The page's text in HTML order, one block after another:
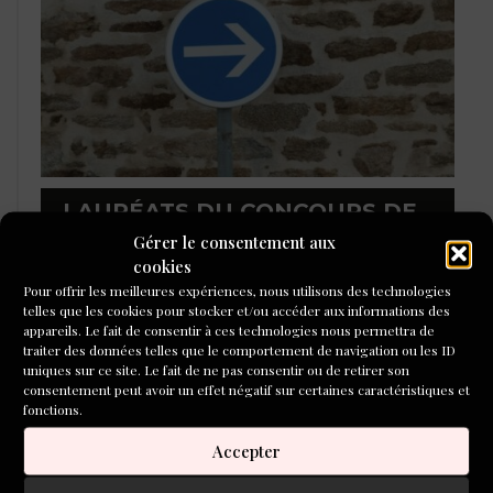
Gérer le consentement aux
cookies
Pour offrir les meilleures expériences, nous utilisons des technologies
telles que les cookies pour stocker et/ou accéder aux informations des
appareils. Le fait de consentir à ces technologies nous permettra de
traiter des données telles que le comportement de navigation ou les ID
uniques sur ce site. Le fait de ne pas consentir ou de retirer son
consentement peut avoir un effet négatif sur certaines caractéristiques et
fonctions.
Accepter
LAURÉATS DU CONCOURS DE
POÉSIE 2026